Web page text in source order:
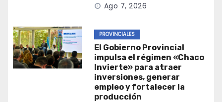
Ago 7, 2026
PROVINCIALES
El Gobierno Provincial
impulsa el régimen «Chaco
Invierte» para atraer
inversiones, generar
empleo y fortalecer la
producción